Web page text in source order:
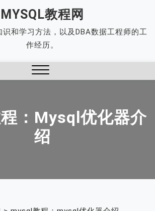
MYSQL教程网
识和学习方法，以及DBA数据工程师的工
作经历。
：mysql优化器介
绍